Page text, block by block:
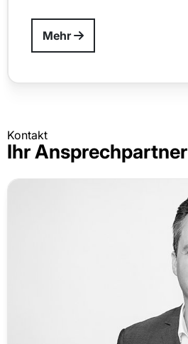
Mehr
Kontakt
Ihr Ansprechpartner